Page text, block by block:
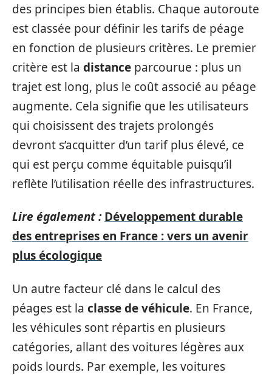
des principes bien établis. Chaque autoroute
est classée pour définir les tarifs de péage
en fonction de plusieurs critères. Le premier
critère est la distance parcourue : plus un
trajet est long, plus le coût associé au péage
augmente. Cela signifie que les utilisateurs
qui choisissent des trajets prolongés
devront s’acquitter d’un tarif plus élevé, ce
qui est perçu comme équitable puisqu’il
reflète l’utilisation réelle des infrastructures.
Lire également : Développement durable
des entreprises en France : vers un avenir
plus écologique
Un autre facteur clé dans le calcul des
péages est la classe de véhicule. En France,
les véhicules sont répartis en plusieurs
catégories, allant des voitures légères aux
poids lourds. Par exemple, les voitures